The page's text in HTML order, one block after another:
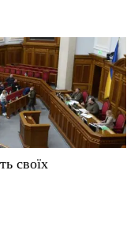
своїх